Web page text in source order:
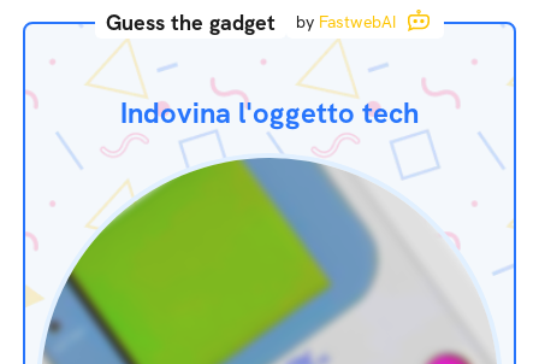
Guess the gadget by FastwebAI
Indovina l'oggetto tech